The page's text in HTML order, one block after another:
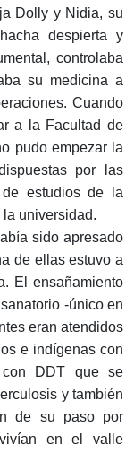
Dolly y Nidia, su
despierta y
controlaba
su medicina a
Cuando
a la Facultad de
pudo empezar la
por las
estudios de la
universidad.
sido apresado
de ellas estuvo a
El ensañamiento
-único en
eran atendidos
e indígenas con
con DDT que se
y también
de su paso por
en el valle